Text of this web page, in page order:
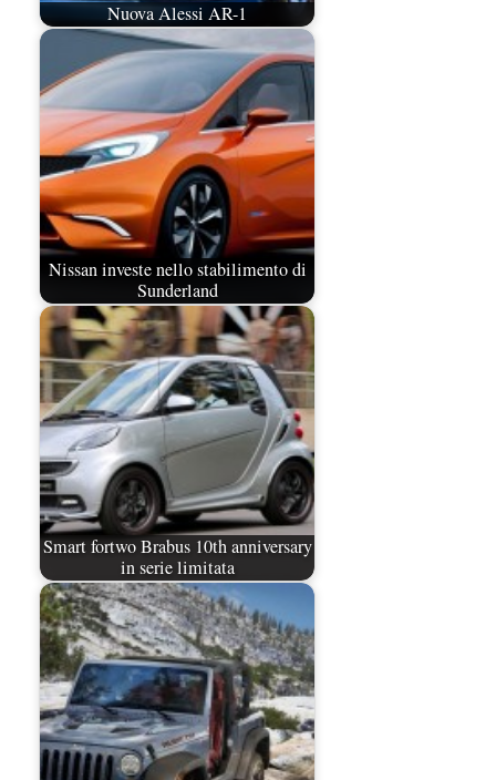
Nuova Alessi AR-1
Nissan investe nello stabilimento di
Sunderland
Smart fortwo Brabus 10th anniversary
in serie limitata